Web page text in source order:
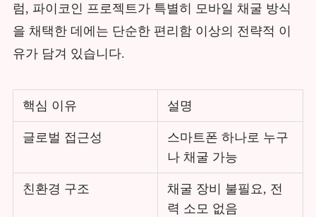
럼, 파이코인 프로젝트가 특별히 모바일 채굴 방식
을 채택한 데에는 단순한 편리함 이상의 전략적 이
유가 담겨 있습니다.
핵심 이유 설명
글로벌 접근성
스마트폰 하나로 누구
나 채굴 가능
친환경 구조
채굴 장비 불필요, 전
력 소모 없음